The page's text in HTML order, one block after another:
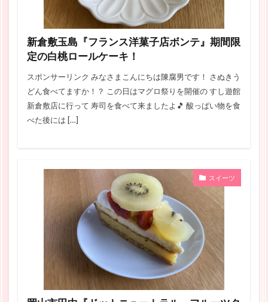
新倉敷玉島『フランス洋菓子店ボンテ』期間限
定の白桃ロールケーキ！
スポンサーリンク みなさまこんにちは陳腐男です！ さぬきう
どん食べてますか！？ この日はマグロ祭りを開催の すし遊館
新倉敷店に行って 寿司を食べて来ましたよ🎵 酸っぱい物を食
べた後には […]
スイーツ